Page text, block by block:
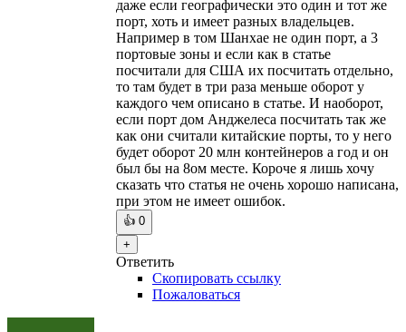
даже если географически это один и тот же
порт, хоть и имеет разных владельцев.
Например в том Шанхае не один порт, а 3
портовые зоны и если как в статье
посчитали для США их посчитать отдельно,
то там будет в три раза меньше оборот у
каждого чем описано в статье. И наоборот,
если порт дом Анджелеса посчитать так же
как они считали китайские порты, то у него
будет оборот 20 млн контейнеров а год и он
был бы на 8ом месте. Короче я лишь хочу
сказать что статья не очень хорошо написана,
при этом не имеет ошибок.
👍 0
+
Ответить
Скопировать ссылку
Пожаловаться